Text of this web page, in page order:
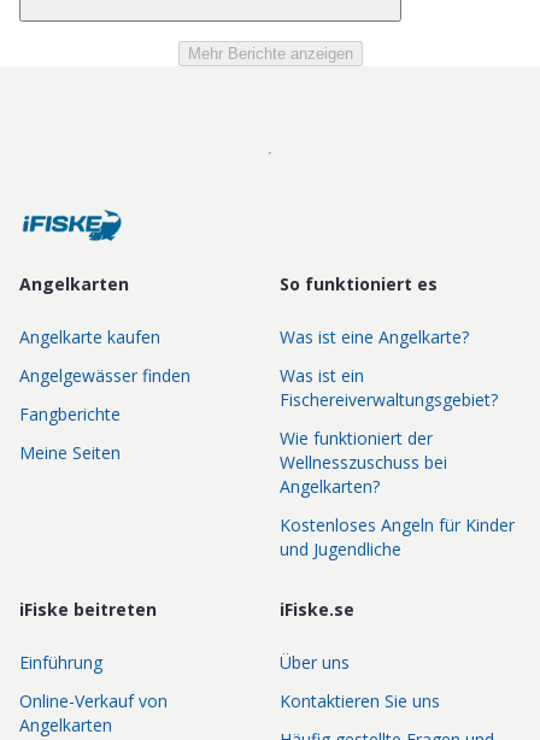
Mehr Berichte anzeigen
Angelkarten
Angelkarte kaufen
Angelgewässer finden
Fangberichte
Meine Seiten
So funktioniert es
Was ist eine Angelkarte?
Was ist ein
Fischereiverwaltungsgebiet?
Wie funktioniert der
Wellnesszuschuss bei
Angelkarten?
Kostenloses Angeln für Kinder
und Jugendliche
iFiske beitreten
Einführung
Online-Verkauf von
Angelkarten
iFiske.se
Über uns
Kontaktieren Sie uns